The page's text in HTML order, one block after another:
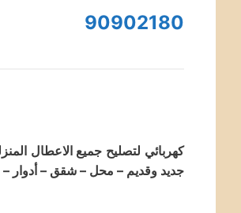
90902180
كهربائي لتصليح جميع الاعطال
جديد وقديم – محل – شقق – أدوار – مكاتب – تركيب